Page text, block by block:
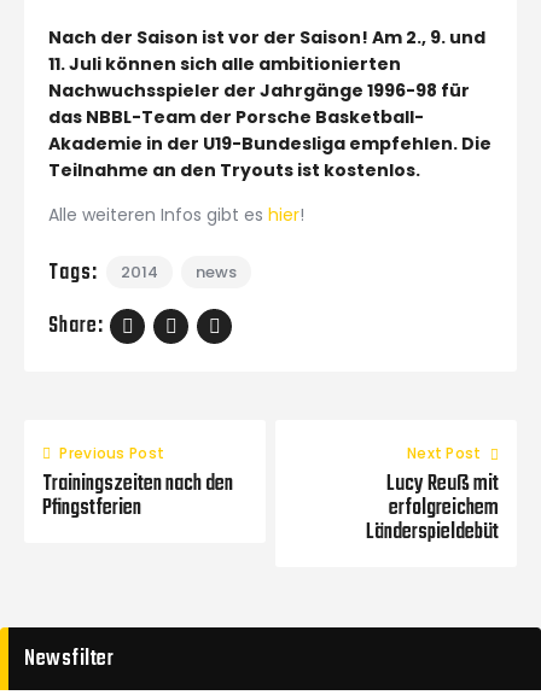
Nach der Saison ist vor der Saison! Am 2., 9. und
11. Juli können sich alle ambitionierten
Nachwuchsspieler der Jahrgänge 1996-98 für
das NBBL-Team der Porsche Basketball-
Akademie in der U19-Bundesliga empfehlen. Die
Teilnahme an den Tryouts ist kostenlos.
Alle weiteren Infos gibt es hier!
Tags: 2014 news
Share:
Previous Post
Trainingszeiten nach den
Pfingstferien
Next Post
Lucy Reuß mit
erfolgreichem
Länderspieldebüt
Newsfilter